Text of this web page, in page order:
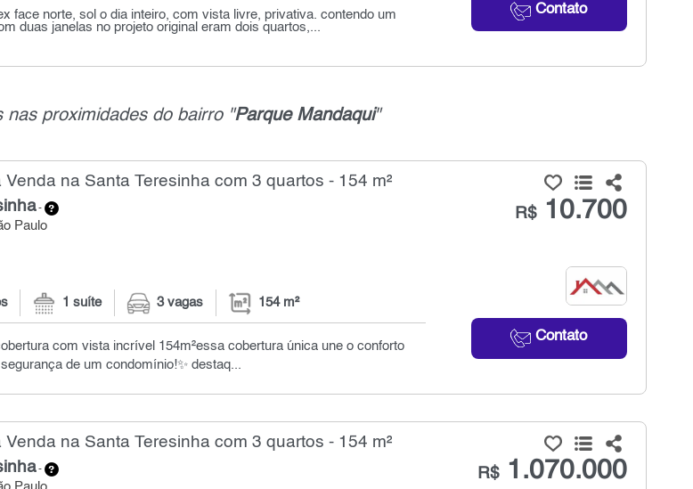
Contato
face norte, sol o dia inteiro, com vista livre, privativa. contendo um
duas janelas no projeto original eram dois quartos,...
nas proximidades do bairro "Parque Mandaqui"
Venda na Santa Teresinha com 3 quartos - 154 m²
-
Paulo
R$10.700
Contato
1 suíte 3 vagas 154 m²
com vista incrível 154m²essa cobertura única une o conforto
de um condomínio!✨ destaq...
Venda na Santa Teresinha com 3 quartos - 154 m²
- R$1.070.000